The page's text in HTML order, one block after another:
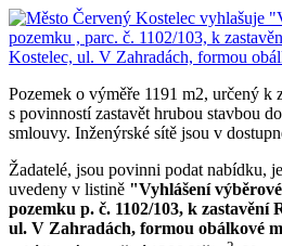
Pozemek o výměře 1191 m2, určený k
s povinností zastavět hrubou stavbou
smlouvy. Inženýrské sítě jsou v
Žadatelé, jsou povinni podat nabídku,
uvedeny v listině "Vyhlášení
pozemku p. č. 1102/103, k zastavění
ul. V Zahradách, formou obálkové